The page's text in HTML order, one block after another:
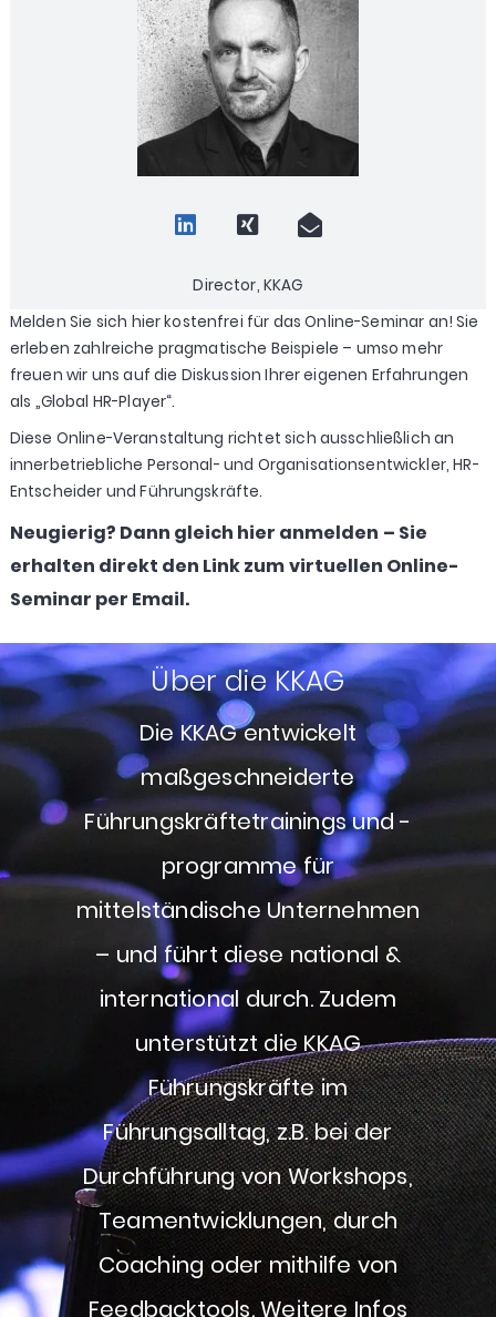
Director, KKAG
Melden Sie sich hier kostenfrei für das Online-Seminar an! Sie
erleben zahlreiche pragmatische Beispiele – umso mehr
freuen wir uns auf die Diskussion Ihrer eigenen Erfahrungen
als „Global HR-Player“.
Diese Online-Veranstaltung richtet sich ausschließlich an
innerbetriebliche Personal- und Organisationsentwickler, HR-
Entscheider und Führungskräfte.
Neugierig? Dann gleich hier anmelden – Sie
erhalten direkt den Link zum virtuellen Online-
Seminar per Email.
Über die KKAG
Die KKAG entwickelt
maßgeschneiderte
Führungskräftetrainings und -
programme für
mittelständische Unternehmen
– und führt diese national &
international durch. Zudem
unterstützt die KKAG
Führungskräfte im
Führungsalltag, z.B. bei der
Durchführung von Workshops,
Teamentwicklungen, durch
Coaching oder mithilfe von
Feedbacktools. Weitere Infos